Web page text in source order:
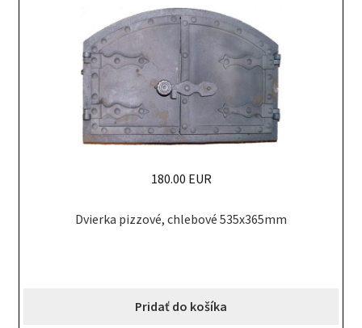
Dvierka pizzové, chlebové 535x365mm
180.00 EUR
Pridať do košíka